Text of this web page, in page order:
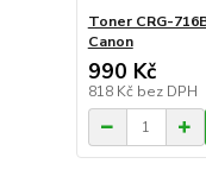
Toner CRG-
Canon
990 Kč
818 Kč bez DPH